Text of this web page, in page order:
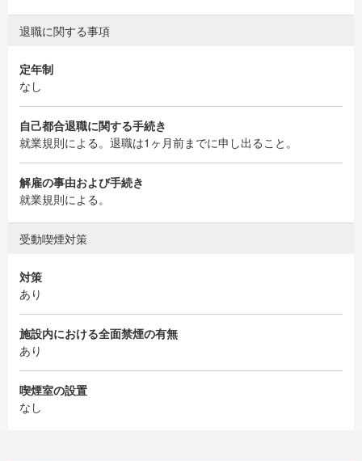
退職に関する事項
定年制
なし
自己都合退職に関する手続き
就業規則による。退職は1ヶ月前までに申し出ること。
解雇の事由および手続き
就業規則による。
受動喫煙対策
対策
あり
施設内における全面禁煙の有無
あり
喫煙室の設置
なし